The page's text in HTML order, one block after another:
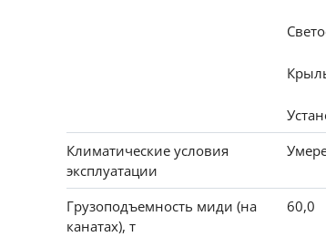
Климатические условия
эксплуатации
Грузоподъемность миди (на
канатах), т
60,0